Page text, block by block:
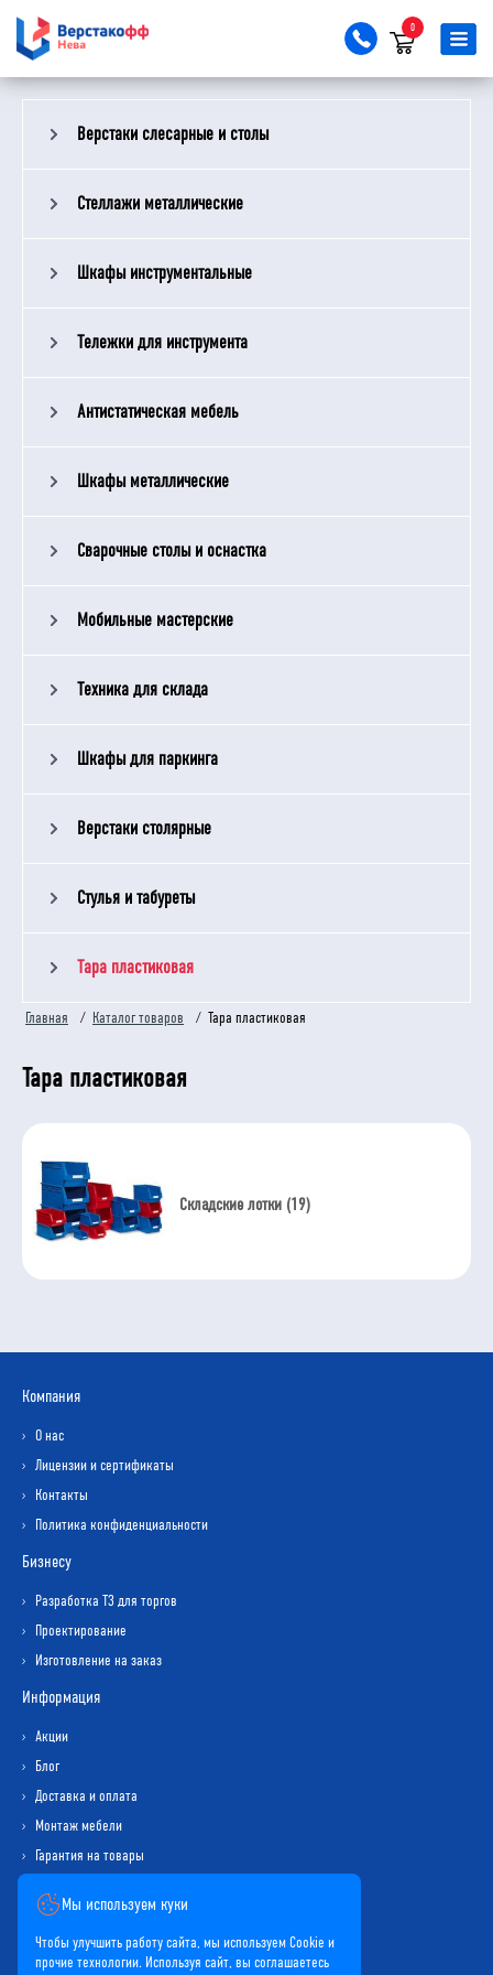
0
Верстаки слесарные и столы
Стеллажи металлические
Шкафы инструментальные
Тележки для инструмента
Антистатическая мебель
Шкафы металлические
Сварочные столы и оснастка
Мобильные мастерские
Техника для склада
Шкафы для паркинга
Верстаки столярные
Стулья и табуреты
Тара пластиковая
Главная / Каталог товаров / Тара пластиковая
Тара пластиковая
Складские лотки (19)
Компания
О нас
Лицензии и сертификаты
Контакты
Политика конфиденциальности
Бизнесу
Разработка ТЗ для торгов
Проектирование
Изготовление на заказ
Информация
Акции
Блог
Доставка и оплата
Монтаж мебели
Гарантия на товары
Карта сайта
Мы используем куки
Чтобы улучшить работу сайта, мы используем Cookie и
прочие технологии. Используя сайт, вы соглашаетесь